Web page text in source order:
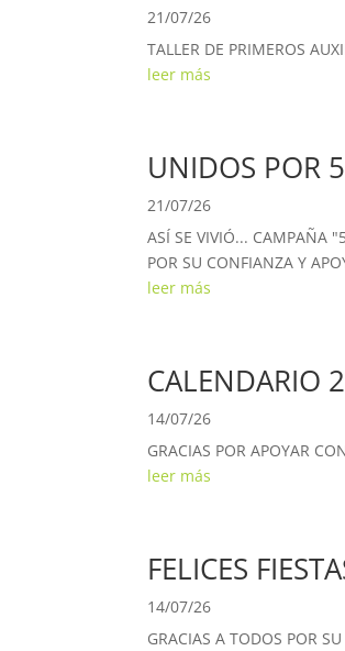
21/07/26
TALLER DE PRIMEROS
leer más
UNIDOS POR
21/07/26
ASÍ SE VIVIÓ... CAMPAÑA
POR SU CONFIANZA Y
leer más
CALENDARIO
14/07/26
GRACIAS POR APOYAR
leer más
FELICES
14/07/26
GRACIAS A TODOS POR